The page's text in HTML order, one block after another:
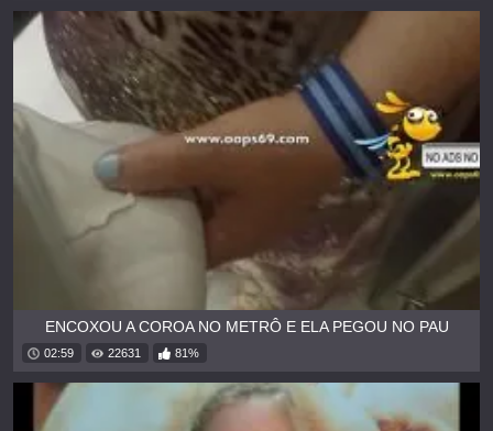
ENCOXOU A COROA NO METRÔ E ELA PEGOU NO PAU
02:59 22631 81%